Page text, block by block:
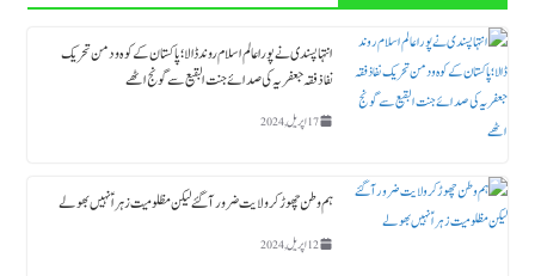
انتہاپسندی نے پورا عالم اسلام روند ڈالا؛ پاکستان کے کوہ و دمن تحریک
نفاذ فقہ جعفریہ کی صدائے جنت البقیع سے گونج اٹھے
17 اپریل, 2024
ہم وطن چھوڑ کر ولایت ضرور آگئے لیکن مظلومیت زہراؑ نہیں بھولے
12 اپریل, 2024